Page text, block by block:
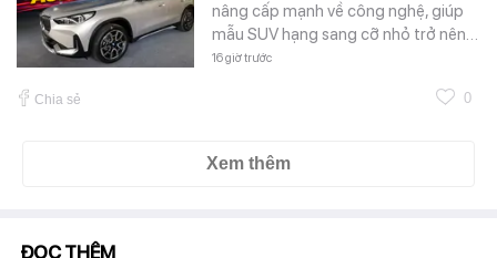
nâng cấp mạnh về công nghệ, giúp
mẫu SUV hạng sang cỡ nhỏ trở nên…
16 giờ trước
Chia sẻ 0
Xem thêm
ĐỌC THÊM